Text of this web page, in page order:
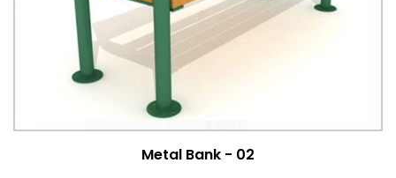
Metal Bank - 02